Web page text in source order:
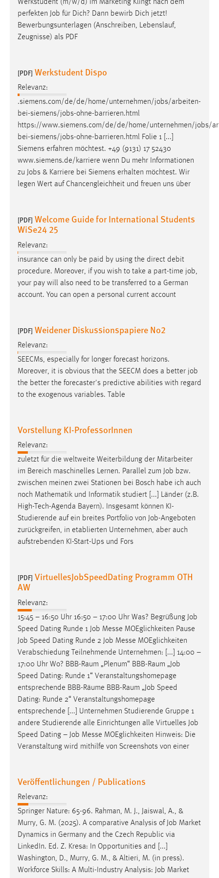
Werkstudent (m/w/d) im Marketing Klingt nach dem
perfekten Job für Dich? Dann bewirb Dich jetzt!
Bewerbungsunterlagen (Anschreiben, Lebenslauf,
Zeugnisse) als PDF
[PDF] Werkstudent Dispo
Relevanz:
.siemens.com/de/de/home/unternehmen/jobs/arbeiten-
bei-siemens/jobs-ohne-barrieren.html
https://www.siemens.com/de/de/home/unternehmen/jobs/
bei-siemens/jobs-ohne-barrieren.html Folie 1 [...]
Siemens erfahren möchtest. +49 (9131) 17 52430
www.siemens.de/karriere wenn Du mehr Informationen
zu Jobs & Karriere bei Siemens erhalten möchtest. Wir
legen Wert auf Chancengleichheit und freuen uns über
[PDF] Welcome Guide for International Students
WiSe24 25
Relevanz:
insurance can only be paid by using the direct debit
procedure. Moreover, if you wish to take a part-time job,
your pay will also need to be transferred to a German
account. You can open a personal current account
[PDF] Weidener Diskussionspapiere No2
Relevanz:
SEECMs, especially for longer forecast horizons.
Moreover, it is obvious that the SEECM does a better job
the better the forecaster's predictive abilities with regard
to the exogenous variables. Table
Vorstellung KI-ProfessorInnen
Relevanz:
zuletzt für die weltweite Weiterbildung der Mitarbeiter
im Bereich maschinelles Lernen. Parallel zum Job bzw.
zwischen meinen zwei Stationen bei Bosch habe ich auch
noch Mathematik und Informatik studiert [...] Länder (z.B.
High-Tech-Agenda Bayern). Insgesamt können KI-
Studierende auf ein breites Portfolio von Job-Angeboten
zurückgreifen, in etablierten Unternehmen, aber auch
aufstrebenden KI-Start-Ups und Fors
[PDF] VirtuellesJobSpeedDating Programm OTH
AW
Relevanz:
15:45 – 16:50 Uhr 16:50 – 17:00 Uhr Was? Begrüßung Job
Speed Dating Runde 1 Job Messe MOEglichkeiten Pause
Job Speed Dating Runde 2 Job Messe MOEglichkeiten
Verabschiedung Teilnehmende Unternehmen: [...] 14:00 –
17:00 Uhr Wo? BBB-Raum „Plenum“ BBB-Raum „Job
Speed Dating: Runde 1“ Veranstaltungshomepage
entsprechende BBB-Räume BBB-Raum „Job Speed
Dating: Runde 2“ Veranstaltungshomepage
entsprechende [...] Unternehmen Studierende Gruppe 1
andere Studierende alle Einrichtungen alle Virtuelles Job
Speed Dating – Job Messe MOEglichkeiten Hinweis: Die
Veranstaltung wird mithilfe von Screenshots von einer
Veröffentlichungen / Publications
Relevanz:
Springer Nature: 65-96. Rahman, M. J., Jaiswal, A., &
Murry, G. M. (2025). A comparative Analysis ofJob Market
Dynamics in Germany and the Czech Republic via
LinkedIn. Ed. Z. Kresa: In Opportunities and [...]
Washington, D., Murry, G. M., & Altieri, M. (in press).
Workforce Skills: A Multi-Industry Analysis: Job Market
Performance
Zweck:
Für performante Seitenauslieferung wird in diesem Cookie
gespeichert, ob man eingeloggt ist.
Sprachpräferenz
site-language-preference
Zweck:
30 Tage
Name:
MibewSessionID, MIBEW_UserID, mibew_locale, mibew-
chat-frame-style-5e9dbeb1811c0446
MibewSessionID, mibew-chat-frame-style-
5e9dbeb1811c0446 = Sitzungslaufzeit, mibew_locale = 3
Jahre, MIBEW_UserID = 1 Jahr
Login
fe_user, be_user, be_lastLoginProvider
Zweck:
Dieser Cookie ist notwendig um sich an der Website
einloggen zu können.
Cookie Laufzeit:
24 Stunden
STATISTIK
unsere Besucher unsere Website nutzen.
Matomo
Name:
_pk_ref, _pk_cvar, _pk_id, _pk_ses
Zweck:
Zugriffsstatistik
Cookie Laufzeit:
Max. 13 Monate
MARKETING
Marketing Cookies werden von Drittanbietern
hinweg verfolgen.
Google Ads
Name:
_gcl_au
Anbieter:
Google Ireland Limited